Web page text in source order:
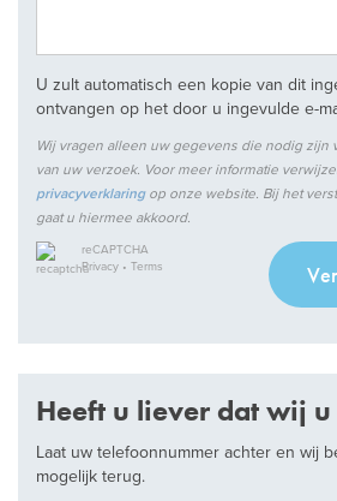
U zult automatisch een kopie van dit
ontvangen op het door u ingevulde e-
Wij vragen alleen uw gegevens die nodig zijn
van uw verzoek. Voor meer informatie
privacyverklaringop onze website. Bij het
gaat u hiermee akkoord.
reCAPTCHA
Privacy • Terms
Heeft u liever dat wij
Laat uw telefoonnummer achter en wij
mogelijk terug.